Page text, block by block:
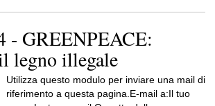
- GREENPEACE:
legno illegale
Utilizza questo modulo per inviare una mail di
riferimento a questa pagina.E-mail a:Il tuo